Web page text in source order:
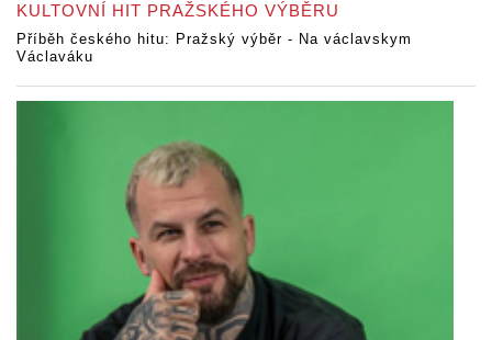
KULTOVNÍ HIT PRAŽSKÉHO VÝBĚRU
Příběh českého hitu: Pražský výběr - Na václavskym
Václaváku